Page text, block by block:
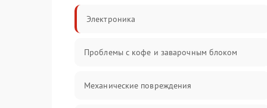
Электроника
Проблемы с кофе и заварочным блоком
Механические повреждения